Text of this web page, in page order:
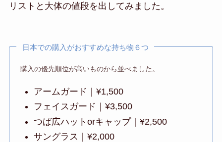
リストと大体の値段を出してみました。
日本での購入がおすすめな持ち物６つ
購入の優先順位が高いものから並べました。
アームガード｜¥1,500
フェイスガード｜¥3,500
つば広ハットorキャップ｜¥2,500
サングラス｜¥2,000